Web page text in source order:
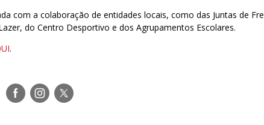
com a colaboração de entidades locais, como das Juntas de
do Centro Desportivo e dos Agrupamentos Escolares.
.
Siga-
nos
Siga-
nos
Siga-
nos